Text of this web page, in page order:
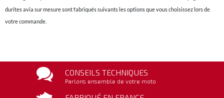
durites avia sur mesure sont fabriqués suivants les options que vous choisissez lors de
votre commande.
CONSEILS TECHNIQUES
Parlons ensemble de votre moto